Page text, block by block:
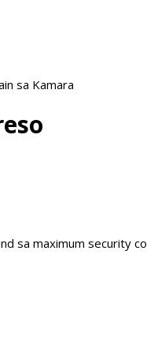
sa Kamara
sa maximum security